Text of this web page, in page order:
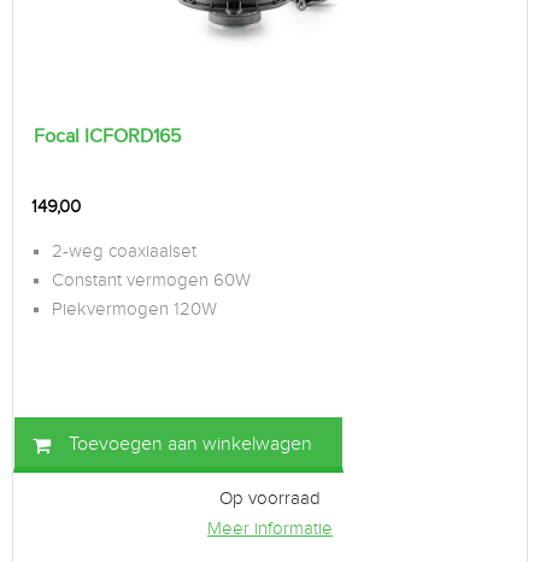
Focal ICFORD165
149,00
2-weg coaxiaalset
Constant vermogen 60W
Piekvermogen 120W
Toevoegen aan winkelwagen
Op voorraad
Meer informatie